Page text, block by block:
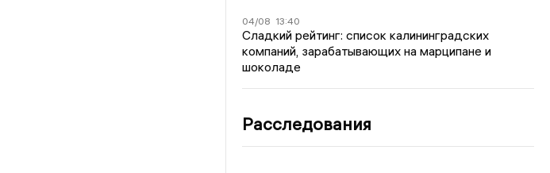
04/08 13:40
Сладкий рейтинг: список калининградских
компаний, зарабатывающих на марципане и
шоколаде
Расследования